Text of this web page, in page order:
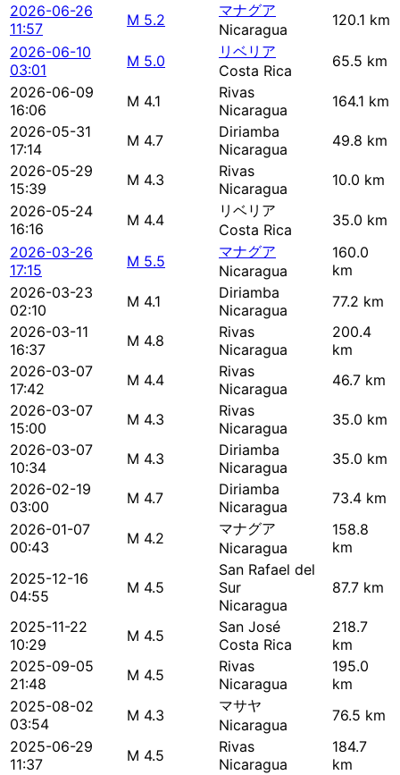
2026-06-26
11:57
M 5.2
マナグア
Nicaragua
120.1 km
2026-06-10
03:01
M 5.0
リベリア
Costa Rica
65.5 km
2026-06-09
16:06
M 4.1
Rivas
Nicaragua
164.1 km
2026-05-31
17:14
M 4.7
Diriamba
Nicaragua
49.8 km
2026-05-29
15:39
M 4.3
Rivas
Nicaragua
10.0 km
2026-05-24
16:16
M 4.4
リベリア
Costa Rica
35.0 km
2026-03-26
17:15
M 5.5
マナグア
Nicaragua
160.0
km
2026-03-23
02:10
M 4.1
Diriamba
Nicaragua
77.2 km
2026-03-11
16:37
M 4.8
Rivas
Nicaragua
200.4
km
2026-03-07
17:42
M 4.4
Rivas
Nicaragua
46.7 km
2026-03-07
15:00
M 4.3
Rivas
Nicaragua
35.0 km
2026-03-07
10:34
M 4.3
Diriamba
Nicaragua
35.0 km
2026-02-19
03:00
M 4.7
Diriamba
Nicaragua
73.4 km
2026-01-07
00:43
M 4.2
マナグア
Nicaragua
158.8
km
2025-12-16
04:55
M 4.5
San Rafael del
Sur
Nicaragua
87.7 km
2025-11-22
10:29
M 4.5
San José
Costa Rica
218.7
km
2025-09-05
21:48
M 4.5
Rivas
Nicaragua
195.0
km
2025-08-02
03:54
M 4.3
マサヤ
Nicaragua
76.5 km
2025-06-29
11:37
M 4.5
Rivas
Nicaragua
184.7
km